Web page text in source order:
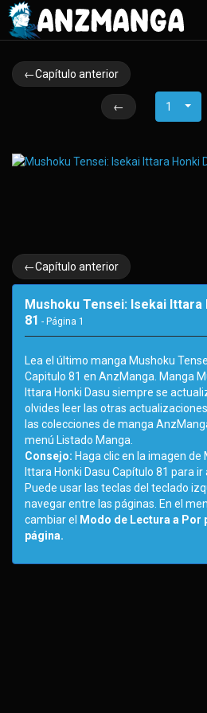
←Capítulo anterior
← 1
←Capítulo anterior
Mushoku Tensei: Isekai Ittara
81 - Página 1
Lea el último manga Mushoku
Capitulo 81 en AnzManga. Manga
Ittara Honki Dasu siempre se
olvides leer las otras
las colecciones de manga
menú Listado Manga.
Consejo: Haga clic en la imagen de
Ittara Honki Dasu Capítulo 81 para ir
Puede usar las teclas del teclado
navegar entre las páginas. En el
cambiar el
Modo de Lectura a Por
página.